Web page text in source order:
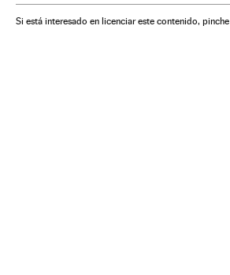
Si está interesado en licenciar este contenido, pinche